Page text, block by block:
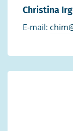
Christina
E-mail: